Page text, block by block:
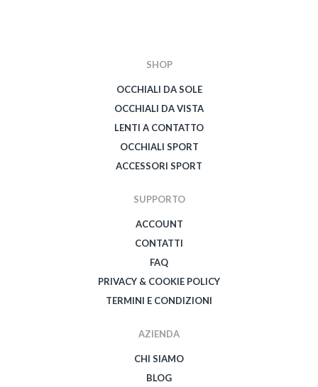
SHOP
OCCHIALI DA SOLE
OCCHIALI DA VISTA
LENTI A CONTATTO
OCCHIALI SPORT
ACCESSORI SPORT
SUPPORTO
ACCOUNT
CONTATTI
FAQ
PRIVACY & COOKIE POLICY
TERMINI E CONDIZIONI
AZIENDA
CHI SIAMO
BLOG